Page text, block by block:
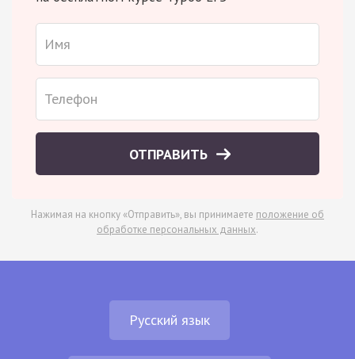
ОТПРАВИТЬ
Нажимая на кнопку «Отправить», вы принимаете положение об
обработке персональных данных.
Русский язык